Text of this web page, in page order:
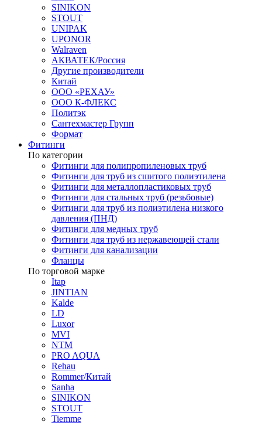
SINIKON
STOUT
UNIPAK
UPONOR
Walraven
АКВАТЕК/Россия
Другие производители
Китай
ООО «РЕХАУ»
ООО К-ФЛЕКС
Политэк
Сантехмастер Групп
Формат
Фитинги
По категории
Фитинги для полипропиленовых труб
Фитинги для труб из сшитого полиэтилена
Фитинги для металлопластиковых труб
Фитинги для стальных труб (резьбовые)
Фитинги для труб из полиэтилена низкого
давления (ПНД)
Фитинги для медных труб
Фитинги для труб из нержавеющей стали
Фитинги для канализации
Фланцы
По торговой марке
Itap
JINTIAN
Kalde
LD
Luxor
MVI
NTM
PRO AQUA
Rehau
Rommer/Китай
Sanha
SINIKON
STOUT
Tiemme